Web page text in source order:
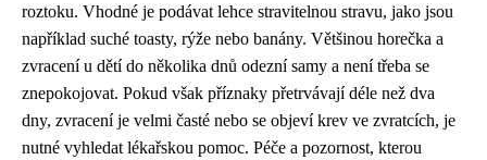
roztoku. Vhodné je podávat lehce stravitelnou stravu, jako jsou
například suché toasty, rýže nebo banány. Většinou horečka a
zvracení u dětí do několika dnů odezní samy a není třeba se
znepokojovat. Pokud však příznaky přetrvávají déle než dva
dny, zvracení je velmi časté nebo se objeví krev ve zvratcích, je
nutné vyhledat lékařskou pomoc. Péče a pozornost, kterou